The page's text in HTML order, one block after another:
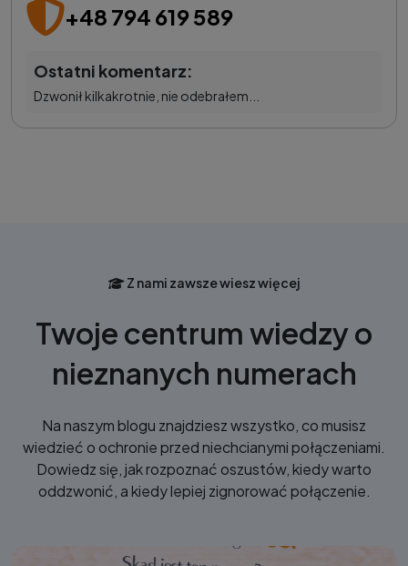
+48 794 619 589
Ostatni komentarz:
Dzwonił kilkakrotnie, nie odebrałem...
Z nami zawsze wiesz więcej
Twoje centrum wiedzy o
nieznanych numerach
Na naszym blogu znajdziesz wszystko, co musisz
wiedzieć o ochronie przed niechcianymi połączeniami.
Dowiedz się, jak rozpoznać oszustów, kiedy warto
oddzwonić, a kiedy lepiej zignorować połączenie.